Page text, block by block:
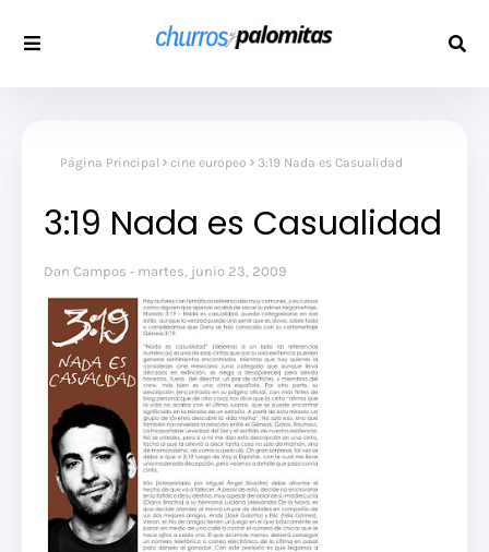
Página Principal cine europeo 3:19 Nada es Casualidad
3:19 Nada es Casualidad
Dan Campos martes, junio 23, 2009